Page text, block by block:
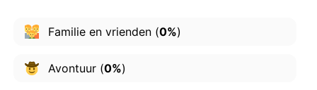
Familie en vrienden(0%)
Avontuur(0%)